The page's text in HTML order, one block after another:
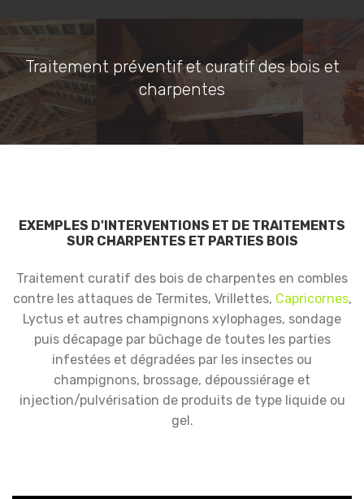
Traitement préventif et curatif des bois et
charpentes
EXEMPLES D'INTERVENTIONS ET DE TRAITEMENTS
SUR CHARPENTES ET PARTIES BOIS
Traitement curatif des bois de charpentes en combles
contre les attaques de Termites, Vrillettes, Capricornes,
Lyctus et autres champignons xylophages, sondage
puis décapage par bûchage de toutes les parties
infestées et dégradées par les insectes ou
champignons, brossage, dépoussiérage et
injection/pulvérisation de produits de type liquide ou
gel.